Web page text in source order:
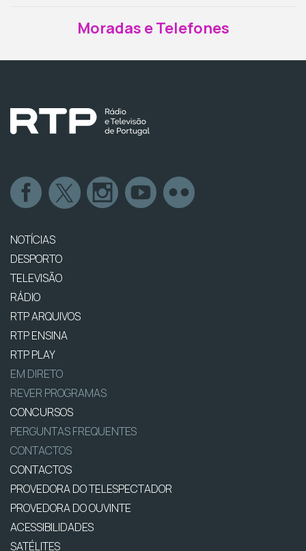
Moradas e Telefones
NOTÍCIAS
DESPORTO
TELEVISÃO
RÁDIO
RTP ARQUIVOS
RTP ENSINA
RTP PLAY
EM DIRETO
REVER PROGRAMAS
CONCURSOS
PERGUNTAS FREQUENTES
CONTACTOS
CONTACTOS
PROVEDORA DO TELESPECTADOR
PROVEDORA DO OUVINTE
ACESSIBILIDADES
SATÉLITES